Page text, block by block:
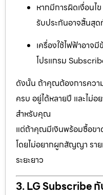
หากมีการผิดเงื่อนไ
รับประกันอาจสิ้นสุ
เครื่องใช้ไฟฟ้าอาจ
โปรแกรม
ดังนั้น ถ้าคุณต้องการควา
ครบ อยู่ได้หลายปี และไม่
สำหรับคุณ
แต่ถ้าคุณมีเงินพร้อมซื้อขา
โดยไม่อยากผูกสัญญา ราย
ระยะยาว
3. LG Subscribe